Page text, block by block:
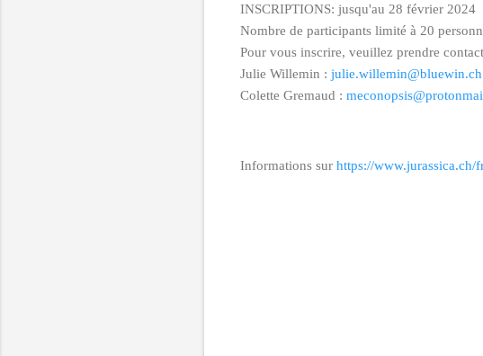
INSCRIPTIONS: jusqu'au 28 février 2024
Nombre de participants limité à 20
Pour vous inscrire, veuillez prendre
Julie Willemin : julie.willemin@bluewin.ch
Colette Gremaud :
Informations sur https://www.jurassica.ch/